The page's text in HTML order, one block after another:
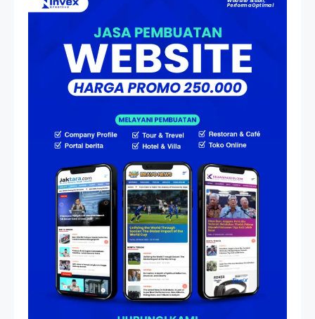
Atas Speedboat-nya, Kini Ia
Menjadi Nakhoda PPU
Artikel
HP Dopod U1000, Laptop Mini
yang Mendahului Zaman
Sebelum Era iPhone dan
Smartphone
Resonansi
Seri 1: Republik Karang
Kedempel, Lahirnya Politik
Non-Blok ke Go-Blok!
Artikel
Menelusuri Akar Sejarah Ulang
Tahun PPU, Pertentangan
Bulan Peringatan vs
Pengesahan UU 7/2002